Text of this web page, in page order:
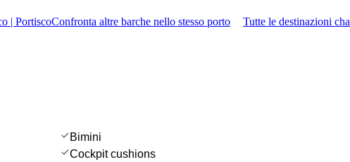
| PortiscoConfronta altre barche nello stesso porto Tutte le destinazioni
Bimini
Cockpit cushions